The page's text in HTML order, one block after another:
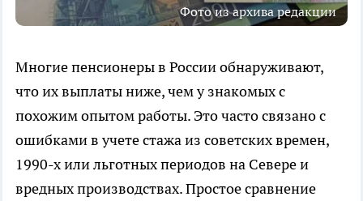
Фото из архива редакции
Многие пенсионеры в России обнаруживают,
что их выплаты ниже, чем у знакомых с
похожим опытом работы. Это часто связано с
ошибками в учете стажа из советских времен,
1990-х или льготных периодов на Севере и
вредных производствах. Простое сравнение